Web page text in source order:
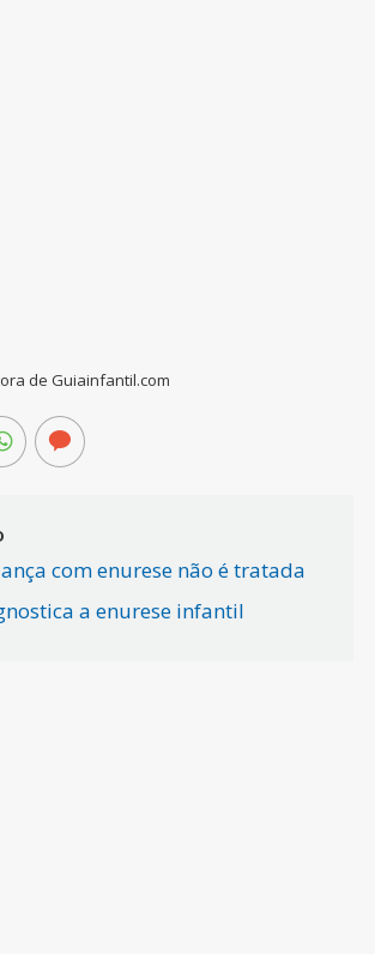
de Guiainfantil.com
com enurese não é tratada
a enurese infantil